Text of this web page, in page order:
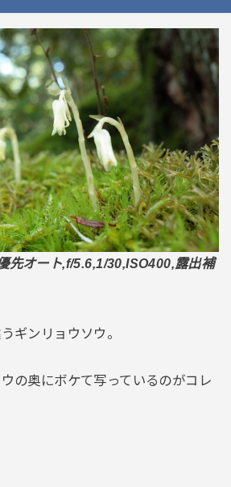
先オート,f/5.6,1/30,ISO400,露出補
ギンリョウソウ。
の奥にボケて写っているのがコレ